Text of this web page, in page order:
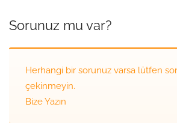
Sorunuz mu var?
Herhangi bir sorunuz varsa lütfen
çekinmeyin.
Bize Yazın